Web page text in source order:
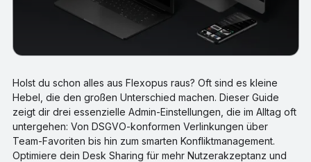
Holst du schon alles aus Flexopus raus? Oft sind es kleine
Hebel, die den großen Unterschied machen. Dieser Guide
zeigt dir drei essenzielle Admin-Einstellungen, die im Alltag oft
untergehen: Von DSGVO-konformen Verlinkungen über
Team-Favoriten bis hin zum smarten Konfliktmanagement.
Optimiere dein Desk Sharing für mehr Nutzerakzeptanz und